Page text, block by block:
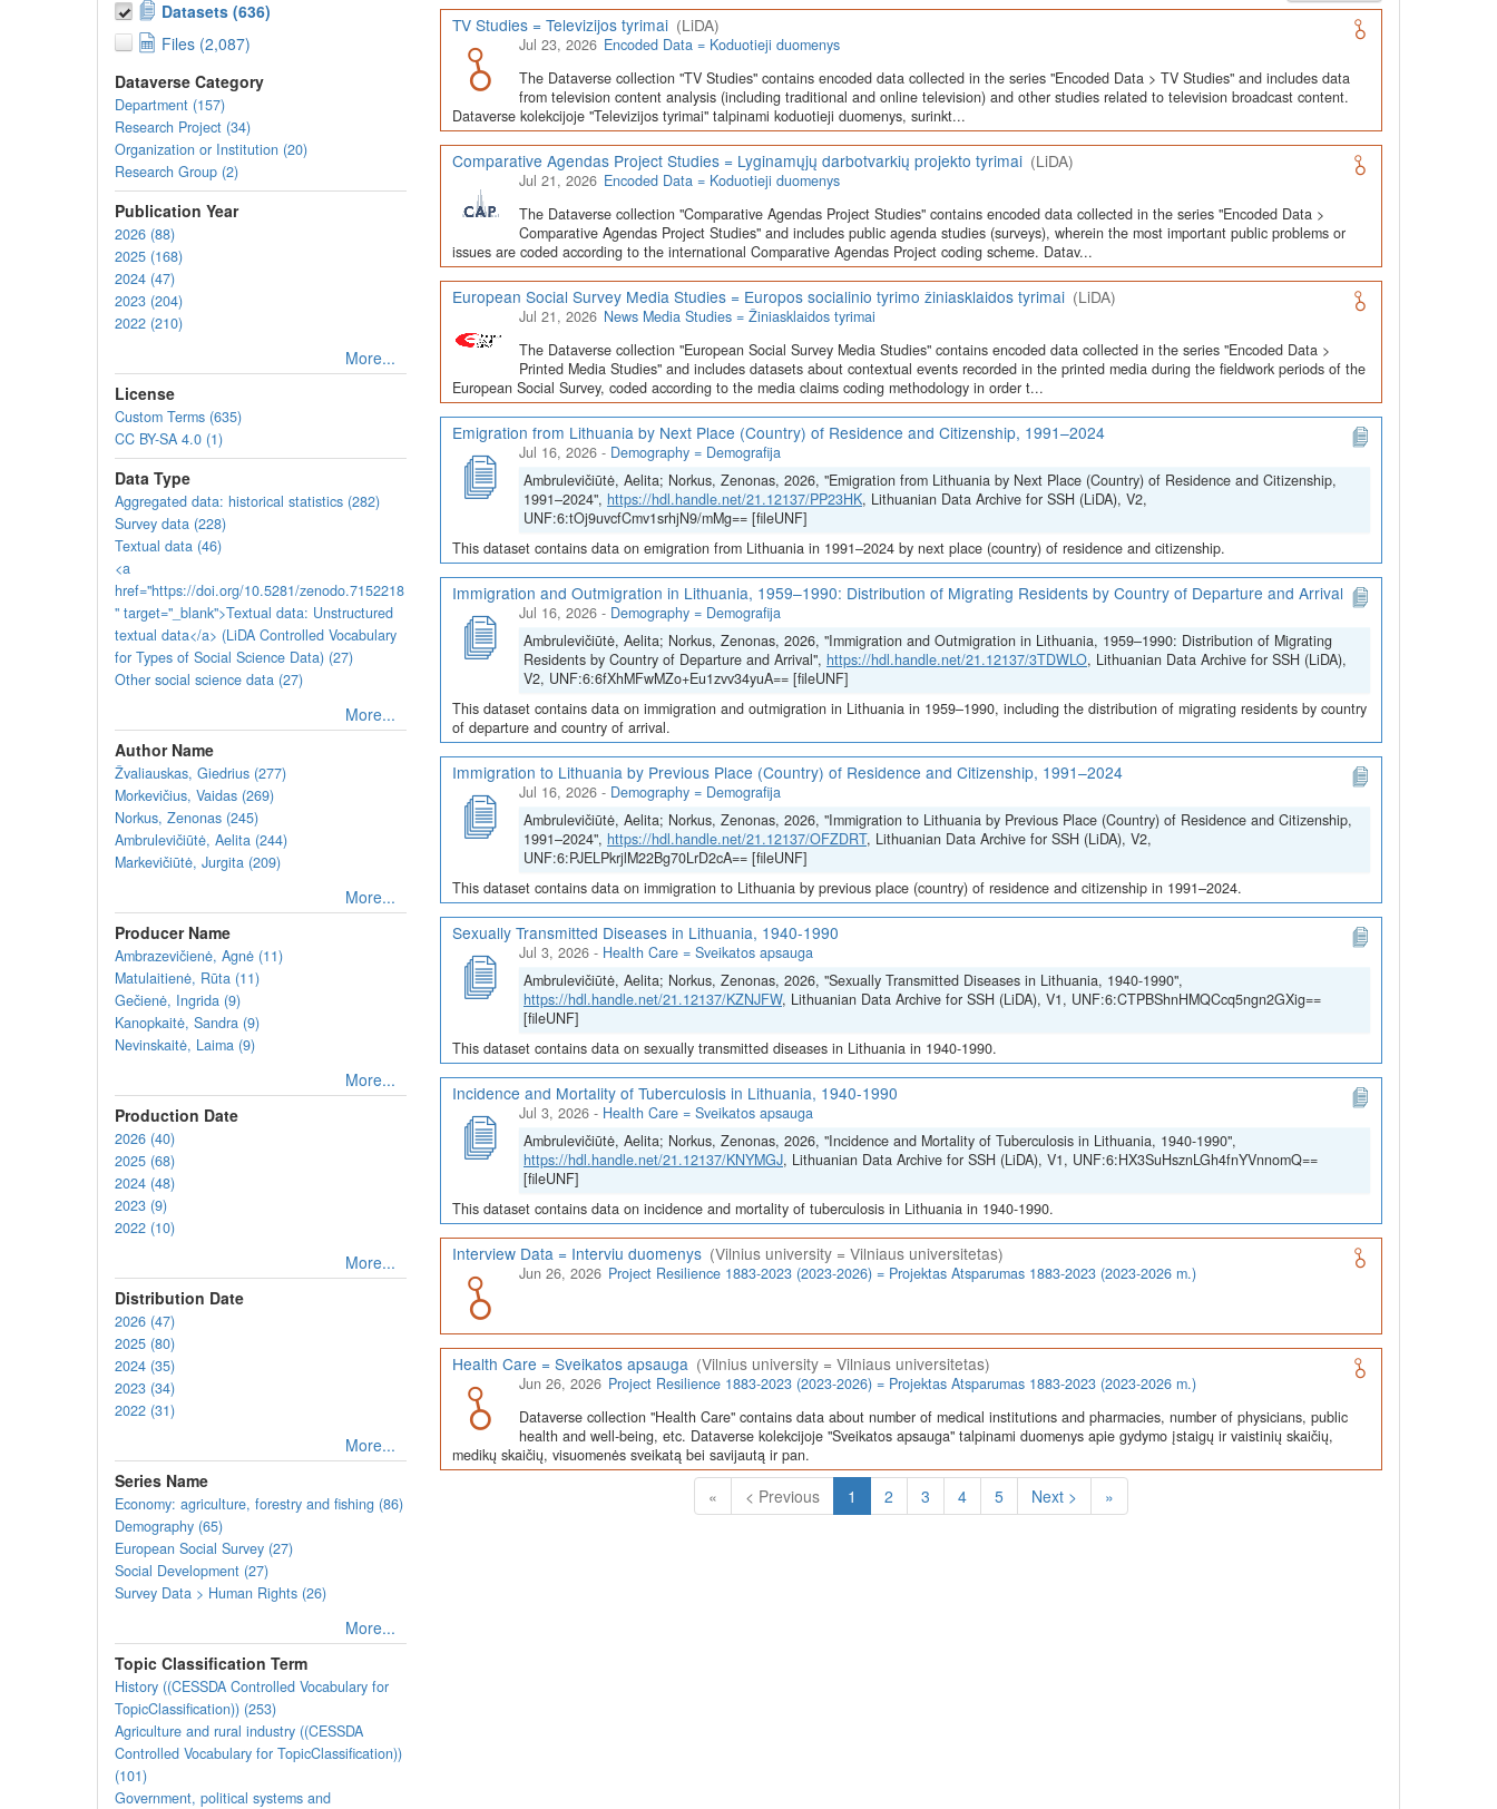
Datasets (636)
Files (2,087)
Dataverse Category
Department (157)
Research Project (34)
Organization or Institution (20)
Research Group (2)
Publication Year
2026 (88)
2025 (168)
2024 (47)
2023 (204)
2022 (210)
More...
License
Custom Terms (635)
CC BY-SA 4.0 (1)
Data Type
Aggregated data: historical statistics (282)
Survey data (228)
Textual data (46)
<a
href="https://doi.org/10.5281/zenodo.7152218
" target="_blank">Textual data: Unstructured
textual data</a> (LiDA Controlled Vocabulary
for Types of Social Science Data) (27)
Other social science data (27)
More...
Author Name
Žvaliauskas, Giedrius (277)
Morkevičius, Vaidas (269)
Norkus, Zenonas (245)
Ambrulevičiūtė, Aelita (244)
Markevičiūtė, Jurgita (209)
More...
Producer Name
Ambrazevičienė, Agnė (11)
Matulaitienė, Rūta (11)
Gečienė, Ingrida (9)
Kanopkaitė, Sandra (9)
Nevinskaitė, Laima (9)
More...
Production Date
2026 (40)
2025 (68)
2024 (48)
2023 (9)
2022 (10)
More...
Distribution Date
2026 (47)
2025 (80)
2024 (35)
2023 (34)
2022 (31)
More...
Series Name
Economy: agriculture, forestry and fishing (86)
Demography (65)
European Social Survey (27)
Social Development (27)
Survey Data > Human Rights (26)
More...
Topic Classification Term
History ((CESSDA Controlled Vocabulary for
TopicClassification)) (253)
Agriculture and rural industry ((CESSDA
Controlled Vocabulary for TopicClassification))
(101)
Government, political systems and
TV Studies = Televizijos tyrimai (LiDA)
Jul 23, 2026 Encoded Data = Koduotieji duomenys
The Dataverse collection "TV Studies" contains encoded data collected in the series "Encoded Data > TV Studies" and includes data
from television content analysis (including traditional and online television) and other studies related to television broadcast content.
Dataverse kolekcijoje "Televizijos tyrimai" talpinami koduotieji duomenys, surinkt...
Comparative Agendas Project Studies = Lyginamųjų darbotvarkių projekto tyrimai (LiDA)
Jul 21, 2026 Encoded Data = Koduotieji duomenys
The Dataverse collection "Comparative Agendas Project Studies" contains encoded data collected in the series "Encoded Data >
Comparative Agendas Project Studies" and includes public agenda studies (surveys), wherein the most important public problems or
issues are coded according to the international Comparative Agendas Project coding scheme. Datav...
European Social Survey Media Studies = Europos socialinio tyrimo žiniasklaidos tyrimai (LiDA)
Jul 21, 2026 News Media Studies = Žiniasklaidos tyrimai
The Dataverse collection "European Social Survey Media Studies" contains encoded data collected in the series "Encoded Data >
Printed Media Studies" and includes datasets about contextual events recorded in the printed media during the fieldwork periods of the
European Social Survey, coded according to the media claims coding methodology in order t...
Emigration from Lithuania by Next Place (Country) of Residence and Citizenship, 1991–2024
Jul 16, 2026 - Demography = Demografija
Ambrulevičiūtė, Aelita; Norkus, Zenonas, 2026, "Emigration from Lithuania by Next Place (Country) of Residence and Citizenship,
1991–2024", https://hdl.handle.net/21.12137/PP23HK, Lithuanian Data Archive for SSH (LiDA), V2,
UNF:6:tOj9uvcfCmv1srhjN9/mMg== [fileUNF]
This dataset contains data on emigration from Lithuania in 1991–2024 by next place (country) of residence and citizenship.
Immigration and Outmigration in Lithuania, 1959–1990: Distribution of Migrating Residents by Country of Departure and Arrival
Jul 16, 2026 - Demography = Demografija
Ambrulevičiūtė, Aelita; Norkus, Zenonas, 2026, "Immigration and Outmigration in Lithuania, 1959–1990: Distribution of Migrating
Residents by Country of Departure and Arrival", https://hdl.handle.net/21.12137/3TDWLO, Lithuanian Data Archive for SSH (LiDA),
V2, UNF:6:6fXhMFwMZo+Eu1zvv34yuA== [fileUNF]
This dataset contains data on immigration and outmigration in Lithuania in 1959–1990, including the distribution of migrating residents by country
of departure and country of arrival.
Immigration to Lithuania by Previous Place (Country) of Residence and Citizenship, 1991–2024
Jul 16, 2026 - Demography = Demografija
Ambrulevičiūtė, Aelita; Norkus, Zenonas, 2026, "Immigration to Lithuania by Previous Place (Country) of Residence and Citizenship,
1991–2024", https://hdl.handle.net/21.12137/OFZDRT, Lithuanian Data Archive for SSH (LiDA), V2,
UNF:6:PJELPkrjlM22Bg70LrD2cA== [fileUNF]
This dataset contains data on immigration to Lithuania by previous place (country) of residence and citizenship in 1991–2024.
Sexually Transmitted Diseases in Lithuania, 1940-1990
Jul 3, 2026 - Health Care = Sveikatos apsauga
Ambrulevičiūtė, Aelita; Norkus, Zenonas, 2026, "Sexually Transmitted Diseases in Lithuania, 1940-1990",
https://hdl.handle.net/21.12137/KZNJFW, Lithuanian Data Archive for SSH (LiDA), V1, UNF:6:CTPBShnHMQCcq5ngn2GXig==
[fileUNF]
This dataset contains data on sexually transmitted diseases in Lithuania in 1940-1990.
Incidence and Mortality of Tuberculosis in Lithuania, 1940-1990
Jul 3, 2026 - Health Care = Sveikatos apsauga
Ambrulevičiūtė, Aelita; Norkus, Zenonas, 2026, "Incidence and Mortality of Tuberculosis in Lithuania, 1940-1990",
https://hdl.handle.net/21.12137/KNYMGJ, Lithuanian Data Archive for SSH (LiDA), V1, UNF:6:HX3SuHsznLGh4fnYVnnomQ==
[fileUNF]
This dataset contains data on incidence and mortality of tuberculosis in Lithuania in 1940-1990.
Interview Data = Interviu duomenys (Vilnius university = Vilniaus universitetas)
Jun 26, 2026 Project Resilience 1883-2023 (2023-2026) = Projektas Atsparumas 1883-2023 (2023-2026 m.)
Health Care = Sveikatos apsauga (Vilnius university = Vilniaus universitetas)
Jun 26, 2026 Project Resilience 1883-2023 (2023-2026) = Projektas Atsparumas 1883-2023 (2023-2026 m.)
Dataverse collection "Health Care" contains data about number of medical institutions and pharmacies, number of physicians, public
health and well-being, etc. Dataverse kolekcijoje "Sveikatos apsauga" talpinami duomenys apie gydymo įstaigų ir vaistinių skaičių,
medikų skaičių, visuomenės sveikatą bei savijautą ir pan.
« < Previous 1 (Current)
2 3 4 5 Next > »